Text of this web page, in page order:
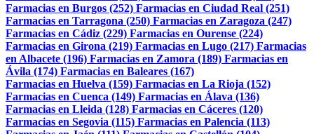
Farmacias en Burgos (252) Farmacias en Ciudad Real (251)
Farmacias en Tarragona (250) Farmacias en Zaragoza (247)
Farmacias en Cádiz (229) Farmacias en Ourense (224)
Farmacias en Girona (219) Farmacias en Lugo (217) Farmacias
en Albacete (196) Farmacias en Zamora (189) Farmacias en
Ávila (174) Farmacias en Baleares (167)
Farmacias en Huelva (159) Farmacias en La Rioja (152)
Farmacias en Cuenca (149) Farmacias en Álava (136)
Farmacias en Lleida (128) Farmacias en Cáceres (120)
Farmacias en Segovia (115) Farmacias en Palencia (113)